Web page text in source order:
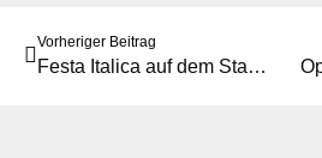
Vorheriger Beitrag
Festa Italica auf dem Stadtparkett